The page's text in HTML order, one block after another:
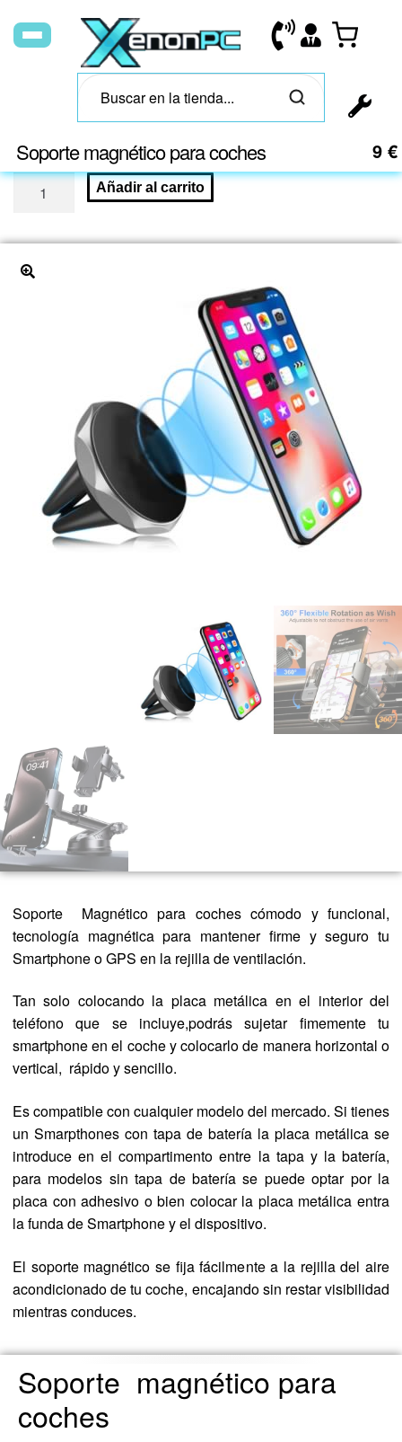
Soporte magnético para coches 9 €
Añadir al carrito
Soporte Magnético para coches cómodo y funcional,
tecnología magnética para mantener firme y seguro tu
Smartphone o GPS en la rejilla de ventilación.
Tan solo colocando la placa metálica en el interior del
teléfono que se incluye,podrás sujetar fimemente tu
smartphone en el coche y colocarlo de manera horizontal o
vertical, rápido y sencillo.
Es compatible con cualquier modelo del mercado. Si tienes
un Smarpthones con tapa de batería la placa metálica se
introduce en el compartimento entre la tapa y la batería,
para modelos sin tapa de batería se puede optar por la
placa con adhesivo o bien colocar la placa metálica entra
la funda de Smartphone y el dispositivo.
El soporte magnético se fija fácilmente a la rejilla del aire
acondicionado de tu coche, encajando sin restar visibilidad
mientras conduces.
Soporte magnético para
coches